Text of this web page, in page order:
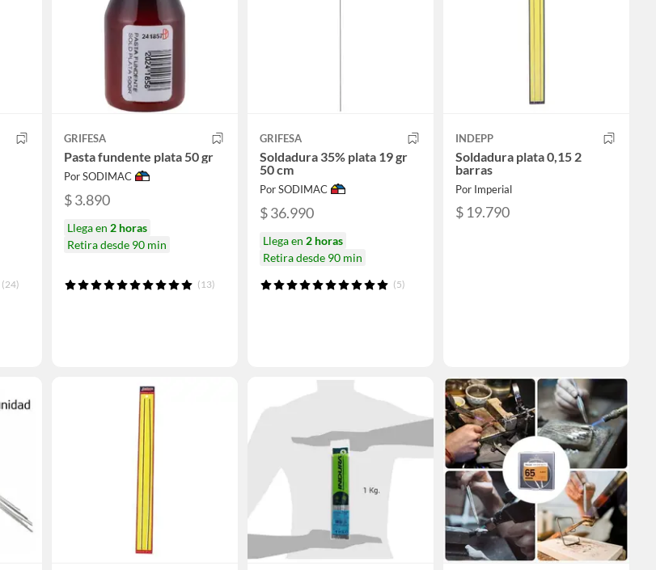
(24)
GRIFESA
Pasta fundente plata 50 gr
Por SODIMAC
$ 3.890
Llega en 2 horas
Retira desde 90 min
(13)
GRIFESA
Soldadura 35% plata 19 gr
50 cm
Por SODIMAC
$ 36.990
Llega en 2 horas
Retira desde 90 min
(5)
INDEPP
Soldadura plata 0,15 2
barras
Por Imperial
$ 19.790